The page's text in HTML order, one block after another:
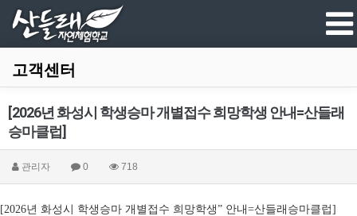
고객센터
[2026년 화성시 학생승마 개별접수 희망학생 안내=산들래
승마클럽]
관리자 0 718
[2026년 화성시 학생승마 개별접수 희망학생” 안내=산들래승마클럽]